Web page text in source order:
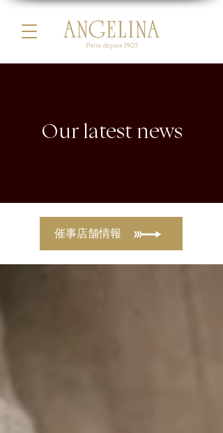
Our latest news
催事店舗情報